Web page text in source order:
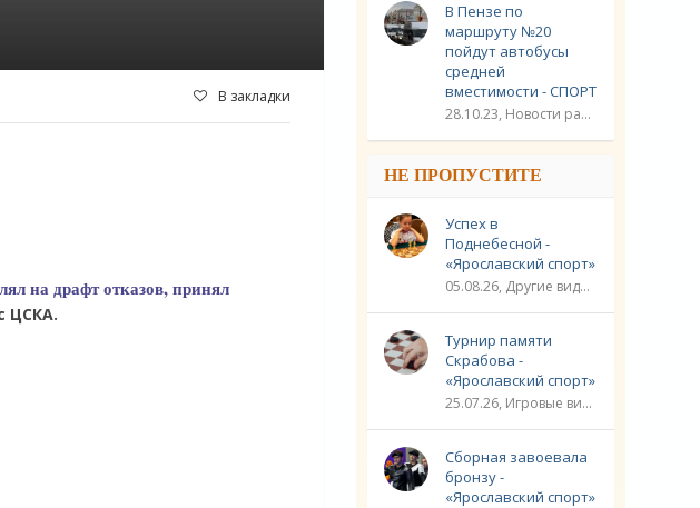
В закладки
на драфт отказов, принял
ЦСКА.
В Пензе по
маршруту №20
пойдут автобусы
средней
вместимости - СПОРТ
28.10.23, Новости разное / Другие виды спорта / Видео новости / Плавание / Спорт
НЕ ПРОПУСТИТЕ
Успех в
Поднебесной -
«Ярославский спорт»
05.08.26, Другие виды спорта / Шахматы / Новости разное / Спорт
Турнир памяти
Скрабова -
«Ярославский спорт»
25.07.26, Игровые виды спорта / Другие виды спорта / Плавание / ТРАНСФЕРЫ / Видео новости / Спорт
Сборная завоевала
бронзу -
«Ярославский спорт»